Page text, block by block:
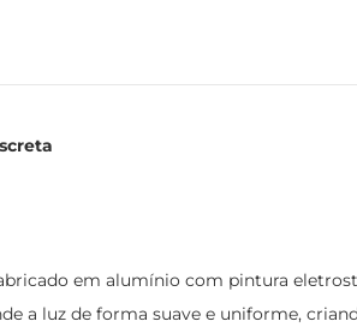
em alumínio com pintura
a luz de forma suave e uniforme,